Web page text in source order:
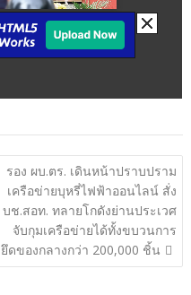
รอง ผบ.ตร. เดินหน้าปราบปราม
เครือข่ายบุหรี่ไฟฟ้าออนไลน์ สั่ง
บช.สอท. ทลายโกดังย่านประเวศ
จับกุมเครือข่ายได้ทั้งขบวนการ
ยึดของกลางกว่า 200,000 ชิ้น